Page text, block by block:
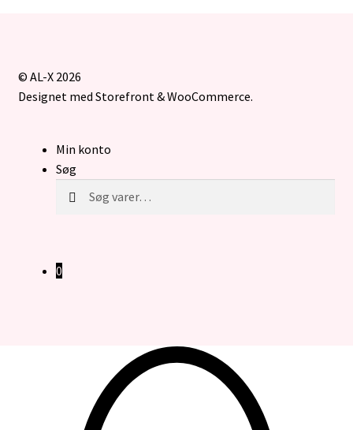
© AL-X 2026
Designet med Storefront & WooCommerce.
Min konto
Søg
efter:
0